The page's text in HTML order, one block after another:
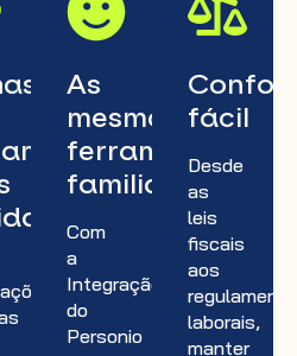
As
mesmas
ferramentas
familiares
Com
a
Integração
do
Personio
fácil
Desde
as
leis
fiscais
aos
laborais,
manter